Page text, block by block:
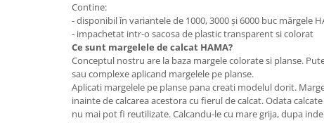
Jocuri matematice
Jucării de sortare
Dezvoltare psihomotrica
Dezvoltare proprioceptiva
Dezvoltare vestibulara
Contine:
- disponibil în variantele de 1000, 3000 și 6000 buc mărgele
- impachetat intr-o sacosa de plastic transparent si colorat
Ce sunt margelele de calcat HAMA?
Conceptul nostru are la baza margele colorate si planse.
sau complexe aplicand margelele pe planse.
Aplicati margelele pe planse pana creati modelul dorit.
inainte de calcarea acestora cu fierul de calcat. Odata
nu mai pot fi reutilizate. Calcandu-le cu mare grija, dupa